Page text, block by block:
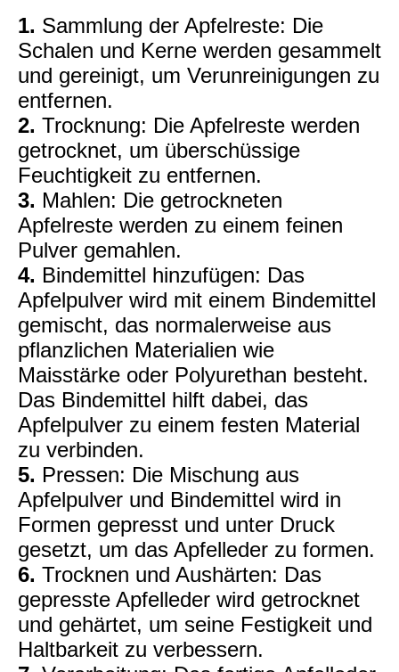
1. Sammlung der Apfelreste: Die
Schalen und Kerne werden gesammelt
und gereinigt, um Verunreinigungen zu
entfernen.
2. Trocknung: Die Apfelreste werden
getrocknet, um überschüssige
Feuchtigkeit zu entfernen.
3. Mahlen: Die getrockneten
Apfelreste werden zu einem feinen
Pulver gemahlen.
4. Bindemittel hinzufügen: Das
Apfelpulver wird mit einem Bindemittel
gemischt, das normalerweise aus
pflanzlichen Materialien wie
Maisstärke oder Polyurethan besteht.
Das Bindemittel hilft dabei, das
Apfelpulver zu einem festen Material
zu verbinden.
5. Pressen: Die Mischung aus
Apfelpulver und Bindemittel wird in
Formen gepresst und unter Druck
gesetzt, um das Apfelleder zu formen.
6. Trocknen und Aushärten: Das
gepresste Apfelleder wird getrocknet
und gehärtet, um seine Festigkeit und
Haltbarkeit zu verbessern.